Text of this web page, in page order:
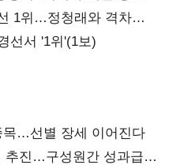
1위…정청래와 격차
선서 '1위'(1보)
목…선별 장세 이어진다
추진…구성원간 성과급